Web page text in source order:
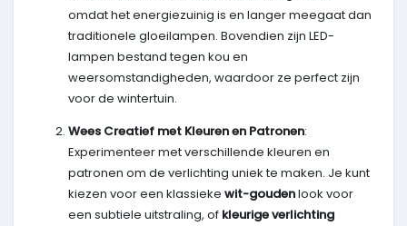
omdat het energiezuinig is en langer meegaat dan
traditionele gloeilampen. Bovendien zijn LED-
lampen bestand tegen kou en
weersomstandigheden, waardoor ze perfect zijn
voor de wintertuin.
Wees Creatief met Kleuren en Patronen:
Experimenteer met verschillende kleuren en
patronen om de verlichting uniek te maken. Je kunt
kiezen voor een klassieke wit-goudenlook voor
een subtiele uitstraling, of kleurige verlichting